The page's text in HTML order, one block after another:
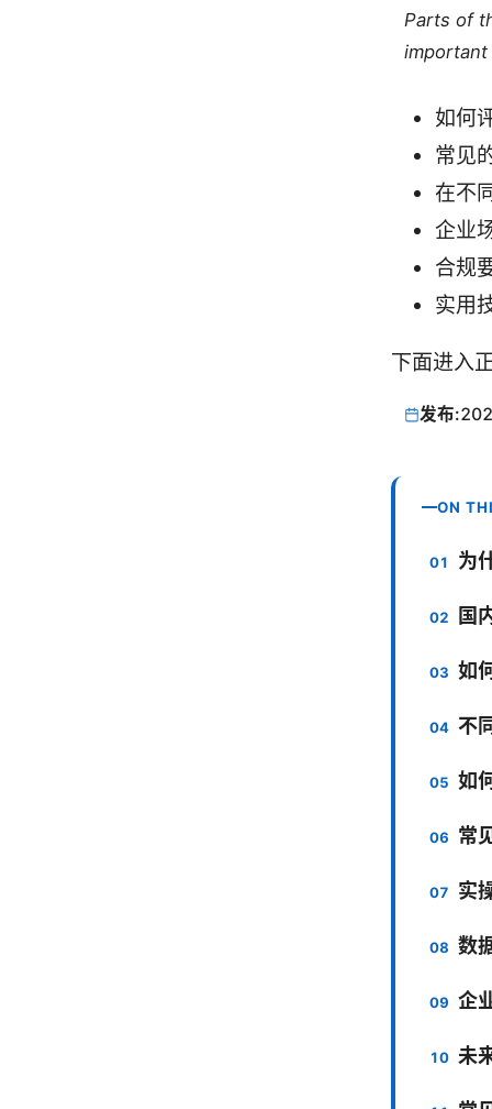
Parts of
如何
常见
在不
企业
合规
实用
下面进入
发布:
ON
为
国
如
不
如
常
实
数
企
未